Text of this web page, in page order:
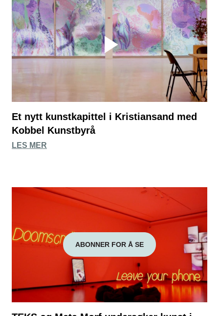
Et nytt kunstkapittel i Kristiansand med
Kobbel Kunstbyrå
LES MER
ABONNER FOR Å SE